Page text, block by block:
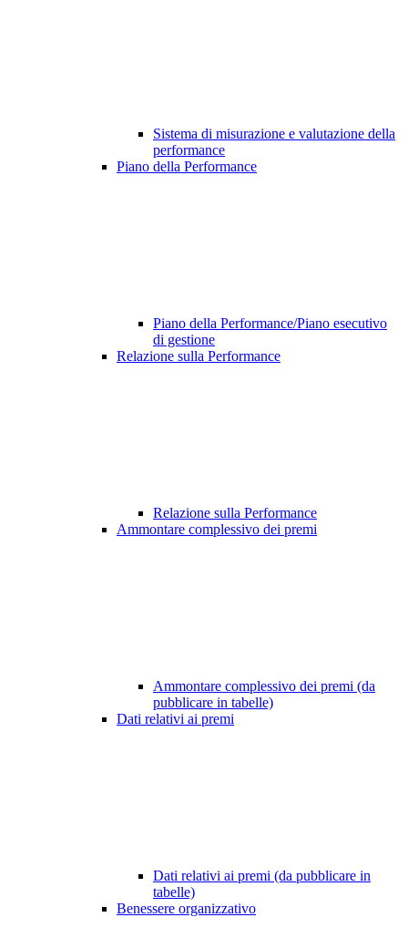
Sistema di misurazione e valutazione della
performance
Piano della Performance
Piano della Performance/Piano esecutivo
di gestione
Relazione sulla Performance
Relazione sulla Performance
Ammontare complessivo dei premi
Ammontare complessivo dei premi (da
pubblicare in tabelle)
Dati relativi ai premi
Dati relativi ai premi (da pubblicare in
tabelle)
Benessere organizzativo